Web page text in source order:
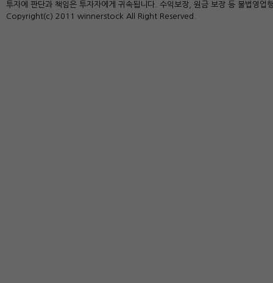
투자에 판단과 책임은 투자자에게 귀속됩니다. 수익보장, 원금 보장 등 불법영업
Copyright(c) 2011 winnerstock All Right Reserved.